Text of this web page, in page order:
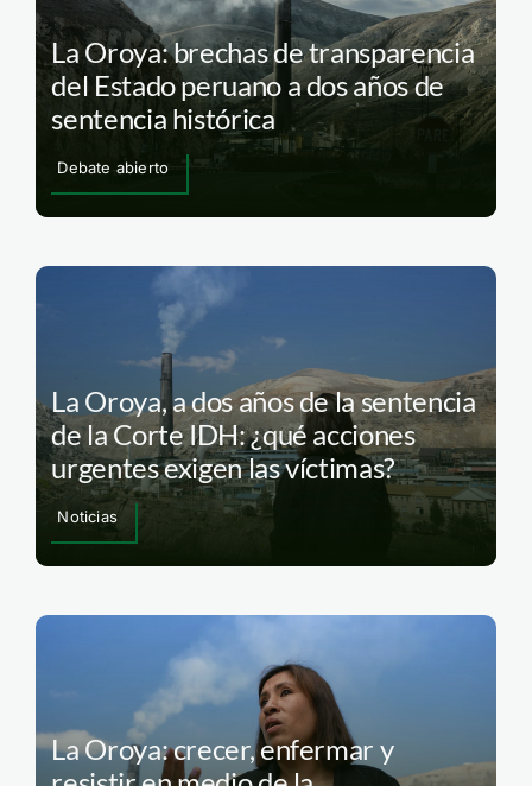
La Oroya: brechas de transparencia
del Estado peruano a dos años de
sentencia histórica
Debate abierto
La Oroya, a dos años de la sentencia
de la Corte IDH: ¿qué acciones
urgentes exigen las víctimas?
Noticias
La Oroya: crecer, enfermar y